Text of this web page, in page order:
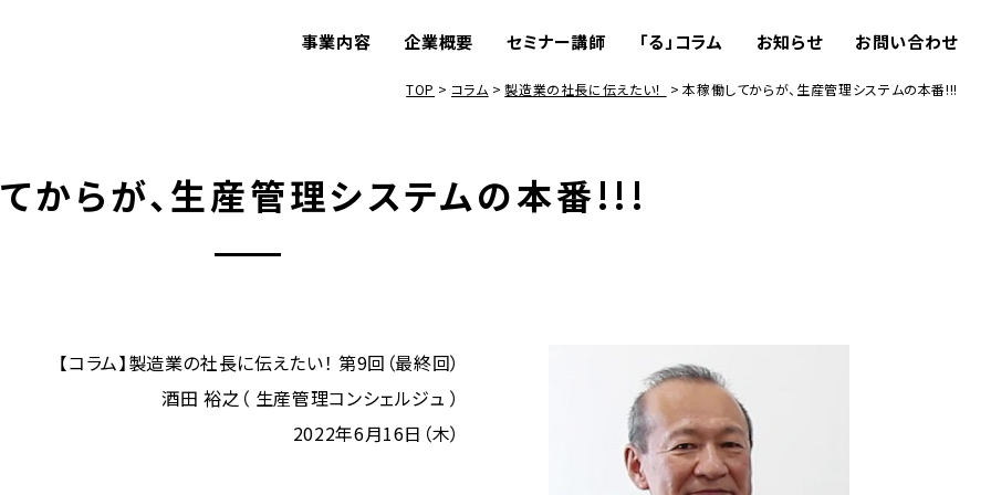
事業内容 企業概要 セミナー講師 「る」コラム お知らせ お問い合わせ
TOP コラム 製造業の社長に伝えたい！ 本稼働してからが、生産管理システムの本番!!!
からが、生産管理システムの本番!!!
【コラム】製造業の社長に伝えたい！ 第9回（最終回）
酒田 裕之（ 生産管理コンシェルジュ ）
2022年6月16日（木）